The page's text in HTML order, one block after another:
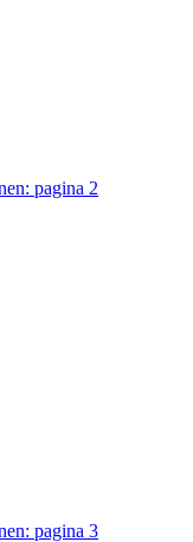
pagina 2
pagina 3